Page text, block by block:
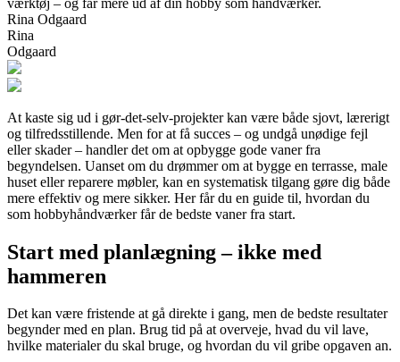
Rina Odgaard
Rina
Odgaard
At kaste sig ud i gør-det-selv-projekter kan være både sjovt, lærerigt
og tilfredsstillende. Men for at få succes – og undgå unødige fejl
eller skader – handler det om at opbygge gode vaner fra
begyndelsen. Uanset om du drømmer om at bygge en terrasse, male
huset eller reparere møbler, kan en systematisk tilgang gøre dig både
mere effektiv og mere sikker. Her får du en guide til, hvordan du
som hobbyhåndværker får de bedste vaner fra start.
Start med planlægning – ikke med
hammeren
Det kan være fristende at gå direkte i gang, men de bedste resultater
begynder med en plan. Brug tid på at overveje, hvad du vil lave,
hvilke materialer du skal bruge, og hvordan du vil gribe opgaven an.